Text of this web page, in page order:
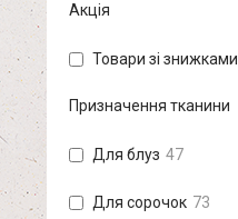
Акція
Товари зі знижками
Призначення тканини
Для блуз 47
Для сорочок 73